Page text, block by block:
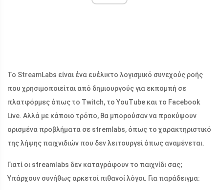
Το StreamLabs είναι ένα ευέλικτο λογισμικό συνεχούς ροής
που χρησιμοποιείται από δημιουργούς για εκπομπή σε
πλατφόρμες όπως το Twitch, το YouTube και το Facebook
Live. Αλλά με κάποιο τρόπο, θα μπορούσαν να προκύψουν
ορισμένα προβλήματα σε stremlabs, όπως το χαρακτηριστικό
της λήψης παιχνιδιών που δεν λειτουργεί όπως αναμένεται.
Γιατί οι streamlabs δεν καταγράφουν το παιχνίδι σας;
Υπάρχουν συνήθως αρκετοί πιθανοί λόγοι. Για παράδειγμα: